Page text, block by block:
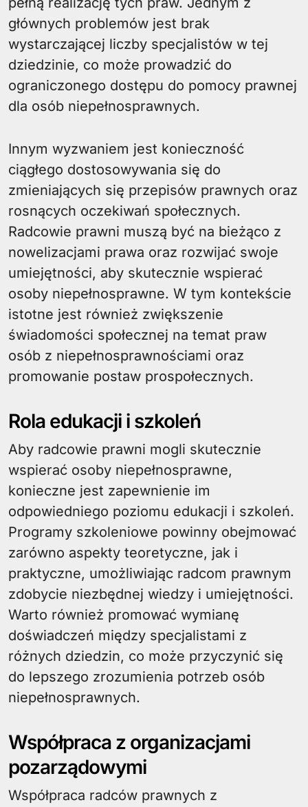
głównych problemów jest brak
wystarczającej liczby specjalistów w tej
dziedzinie, co może prowadzić do
ograniczonego dostępu do pomocy prawnej
dla osób niepełnosprawnych.
Innym wyzwaniem jest konieczność
ciągłego dostosowywania się do
zmieniających się przepisów prawnych oraz
rosnących oczekiwań społecznych.
Radcowie prawni muszą być na bieżąco z
nowelizacjami prawa oraz rozwijać swoje
umiejętności, aby skutecznie wspierać
osoby niepełnosprawne. W tym kontekście
istotne jest również zwiększenie
świadomości społecznej na temat praw
osób z niepełnosprawnościami oraz
promowanie postaw prospołecznych.
Rola edukacji i szkoleń
Aby radcowie prawni mogli skutecznie
wspierać osoby niepełnosprawne,
konieczne jest zapewnienie im
odpowiedniego poziomu edukacji i szkoleń.
Programy szkoleniowe powinny obejmować
zarówno aspekty teoretyczne, jak i
praktyczne, umożliwiając radcom prawnym
zdobycie niezbędnej wiedzy i umiejętności.
Warto również promować wymianę
doświadczeń między specjalistami z
różnych dziedzin, co może przyczynić się
do lepszego zrozumienia potrzeb osób
niepełnosprawnych.
Współpraca z organizacjami
pozarządowymi
Współpraca radców prawnych z